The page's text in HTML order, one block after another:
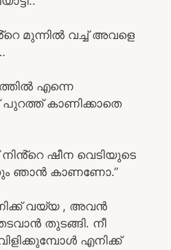
മുന്നിൽ വച്ച് അവളെ
എന്നെ
പുറത്ത് കാണിക്കാതെ
നിൻ്റെ ഷീന വെടിയുടെ
ഞാൻ കാണണോ.”
വയ്യ , അവൻ
തുടങ്ങി. നീ
എനിക്ക്